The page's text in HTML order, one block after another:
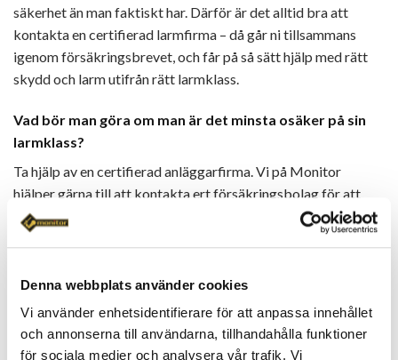
Denna webbplats använder cookies
Vi använder enhetsidentifierare för att anpassa innehållet
och annonserna till användarna, tillhandahålla funktioner
för sociala medier och analysera vår trafik. Vi
säkerhet än man faktiskt har. Därför är det alltid bra att
kontakta en certifierad larmfirma – då går ni tillsammans
igenom försäkringsbrevet, och får på så sätt hjälp med rätt
skydd och larm utifrån rätt larmklass.
Vad bör man göra om man är det minsta osäker på sin
larmklass?
Ta hjälp av en certifierad anläggarfirma. Vi på Monitor
hjälper gärna till att kontakta ert försäkringsbolag för att
underlätta för er. Då får ni snabbt klarhet i vad som gäller för
just er verksamhet. Tänk på att: ni behöver få skriftlig
ärendet. På så sätt kan ni alltid, vid behov, visa upp vad som
avtalats. Även detta hjälper en certifierad anläggarfirma till
med. Men, var alltid noga med att endast anlita de
anläggarfirmor som kan bevisa att de är certifierade. Och